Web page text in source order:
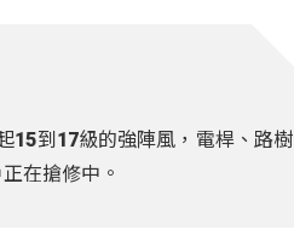
15到17級的強陣風，電桿、路樹
在搶修中。